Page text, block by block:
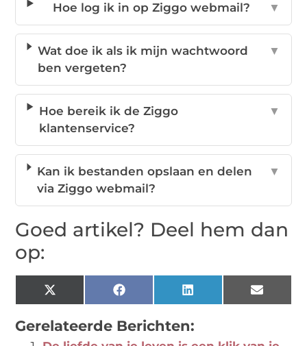
Hoe log ik in op Ziggo webmail? ▼
Wat doe ik als ik mijn wachtwoord
ben vergeten?
▼
Hoe bereik ik de Ziggo
klantenservice?
▼
Kan ik bestanden opslaan en delen
via Ziggo webmail?
▼
Goed artikel? Deel hem dan
op:
X
(Twitter)
Facebook LinkedIn Email
Gerelateerde Berichten: